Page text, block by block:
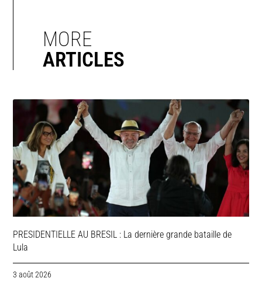
MORE
ARTICLES
PRESIDENTIELLE AU BRESIL : La dernière grande bataille de
Lula
3 août 2026